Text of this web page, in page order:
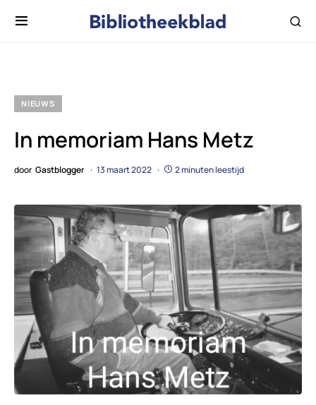
NIEUWS
In memoriam Hans Metz
door Gastblogger 13 maart 2022 2 minuten leestijd